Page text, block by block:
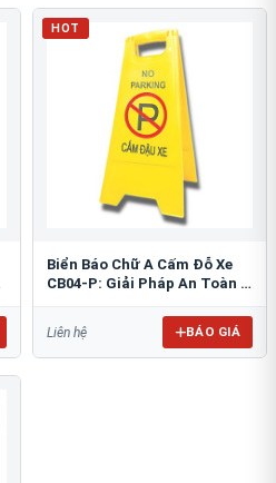
HOT
Biển Báo Chữ A Cấm Đỗ Xe
CB04-P: Giải Pháp An Toàn &
Liên hệ BÁO GIÁ